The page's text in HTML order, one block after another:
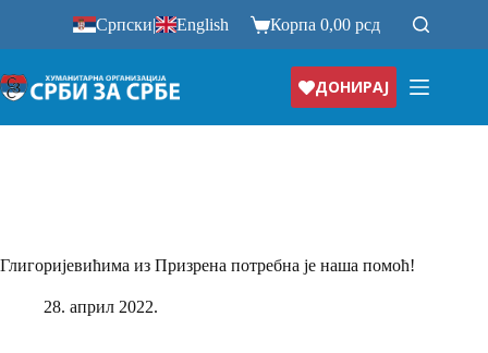
Српски| English Корпа0,00рсд
ДОНИРАЈ
Глигоријевићима из Призрена потребна је наша помоћ!
28. април 2022.